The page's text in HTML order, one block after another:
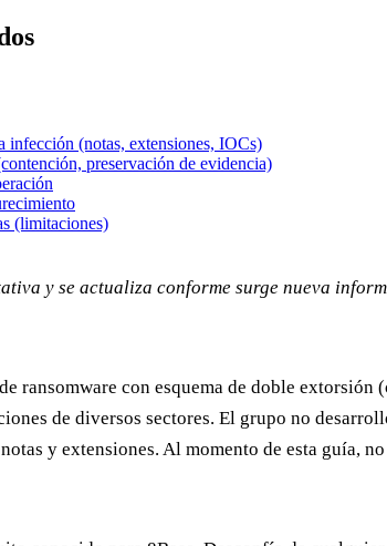
infección (notas, extensiones, IOCs)
preservación de evidencia)
(limitaciones)
y se actualiza conforme surge nueva
ransomware con esquema de doble
de diversos sectores. El grupo no
y extensiones. Al momento de esta guía,